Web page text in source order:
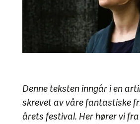
Denne teksten inngår i en
skrevet av våre fantastiske
årets festival. Her hører vi fra